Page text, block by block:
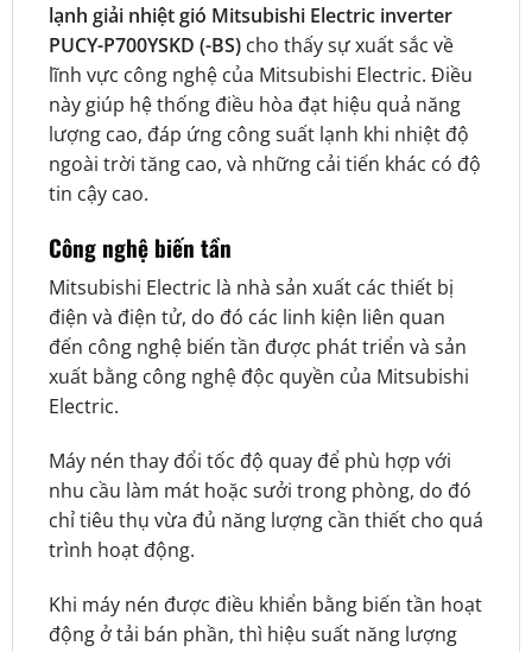
lạnh giải nhiệt gió Mitsubishi Electric inverter
PUCY-P700YSKD (-BS) cho thấy sự xuất sắc về
lĩnh vực công nghệ của Mitsubishi Electric. Điều
này giúp hệ thống điều hòa đạt hiệu quả năng
lượng cao, đáp ứng công suất lạnh khi nhiệt độ
ngoài trời tăng cao, và những cải tiến khác có độ
tin cậy cao.
Công nghệ biến tần
Mitsubishi Electric là nhà sản xuất các thiết bị
điện và điện tử, do đó các linh kiện liên quan
đến công nghệ biến tần được phát triển và sản
xuất bằng công nghệ độc quyền của Mitsubishi
Electric.
Máy nén thay đổi tốc độ quay để phù hợp với
nhu cầu làm mát hoặc sưởi trong phòng, do đó
chỉ tiêu thụ vừa đủ năng lượng cần thiết cho quá
trình hoạt động.
Khi máy nén được điều khiển bằng biến tần hoạt
động ở tải bán phần, thì hiệu suất năng lượng